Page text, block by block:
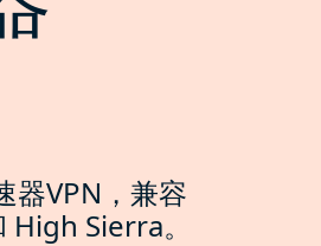
器VPN，兼容
Sierra。